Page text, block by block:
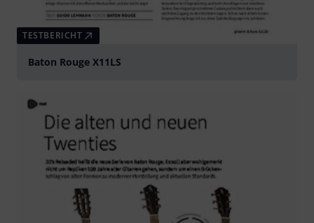
TESTBERICHT
Baton Rouge X11LS